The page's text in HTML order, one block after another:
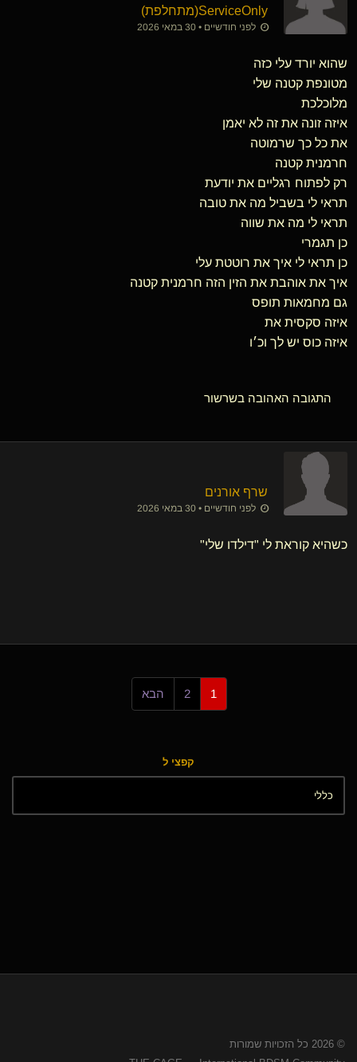
ServiceOnly​(מתחלפת)
לפני חודשיים • 30 במאי 2026
שהוא יורד עלי כזה
מטונפת קטנה שלי
מלוכלכת
איזה זונה את זה לא יאמן
את כל כך שרמוטה
חרמנית קטנה
רק לפתוח רגליים את יודעת
תראי לי בשביל מה את טובה
תראי לי מה את שווה
כן תגמרי
כן תראי לי איך את רוטטת עלי
איך את אוהבת את הזין הזה חרמנית קטנה
גם מחמאות תופס
איזה סקסית את
איזה כוס יש לך וכ׳ו
התגובה האהובה בשרשור
שרף אורנים
לפני חודשיים • 30 במאי 2026
כשהיא קוראת לי "דילדו שלי"
1
2 הבא
קפצי ל
© 2026 כל הזכויות שמורות